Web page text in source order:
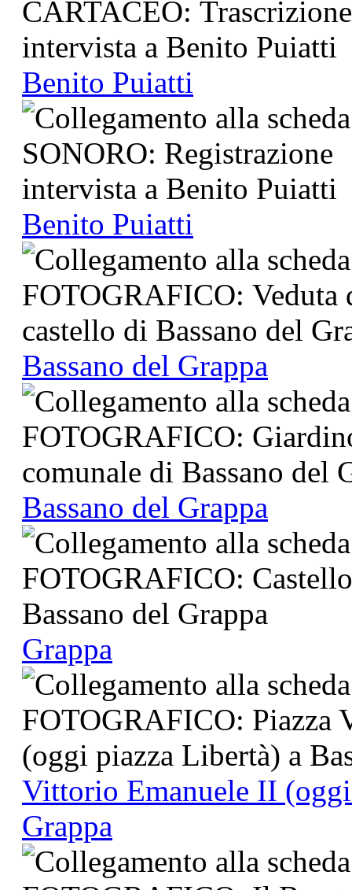
Benito Puiatti
Benito Puiatti
Bassano del Grappa
Bassano del Grappa
Grappa
Vittorio Emanuele II
Grappa